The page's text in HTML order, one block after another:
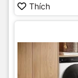
Thích